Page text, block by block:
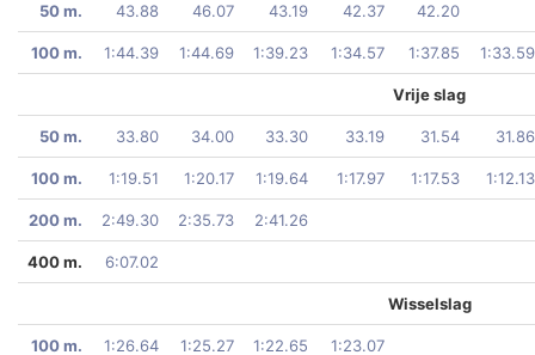
50 m. 43.88 46.07 43.19 42.37 42.20
100 m. 1:44.39 1:44.69 1:39.23 1:34.57 1:37.85 1:33.59
Vrije slag
50 m. 33.80 34.00 33.30 33.19 31.54 31.86
100 m. 1:19.51 1:20.17 1:19.64 1:17.97 1:17.53 1:12.13
200 m. 2:49.30 2:35.73 2:41.26
400 m. 6:07.02
Wisselslag
100 m. 1:26.64 1:25.27 1:22.65 1:23.07